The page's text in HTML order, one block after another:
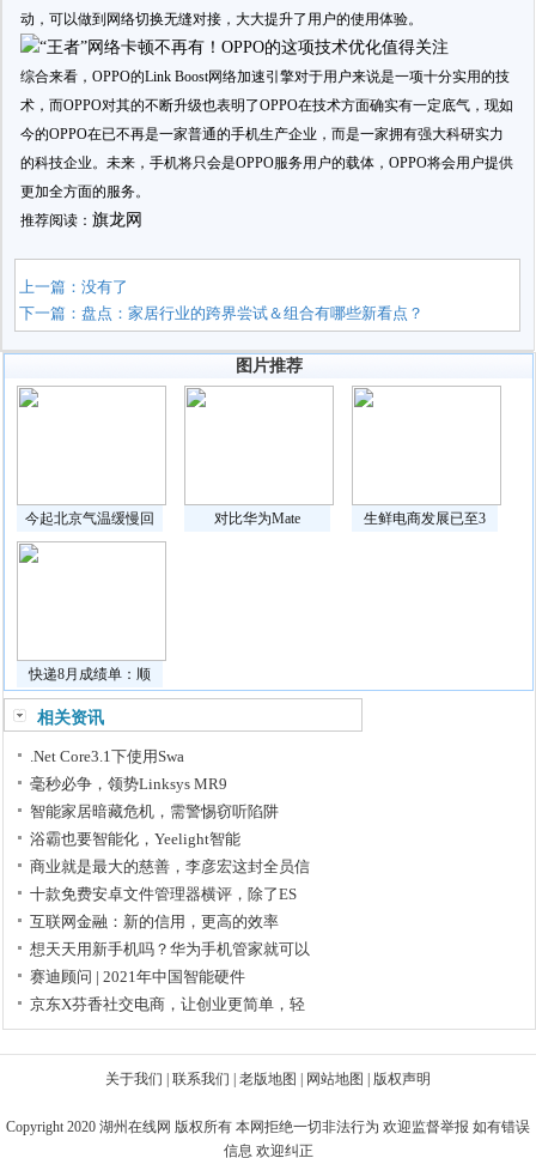
动，可以做到网络切换无缝对接，大大提升了用户的使用体验。
综合来看，OPPO的Link Boost网络加速引擎对于用户来说是一项十分实用的技
术，而OPPO对其的不断升级也表明了OPPO在技术方面确实有一定底气，现如
今的OPPO在已不再是一家普通的手机生产企业，而是一家拥有强大科研实力
的科技企业。未来，手机将只会是OPPO服务用户的载体，OPPO将会用户提供
更加全方面的服务。
推荐阅读： 旗龙网
上一篇：没有了
下一篇：盘点：家居行业的跨界尝试＆组合有哪些新看点？
图片推荐
今起北京气温缓慢回 对比华为Mate 生鲜电商发展已至3
快递8月成绩单：顺
相关资讯
.Net Core3.1下使用Swa
毫秒必争，领势Linksys MR9
智能家居暗藏危机，需警惕窃听陷阱
浴霸也要智能化，Yeelight智能
商业就是最大的慈善，李彦宏这封全员信
十款免费安卓文件管理器横评，除了ES
​互联网金融：新的信用，更高的效率
想天天用新手机吗？华为手机管家就可以
赛迪顾问 | 2021年中国智能硬件
京东X芬香社交电商，让创业更简单，轻
关于我们 联系我们 老版地图 网站地图 版权声明
Copyright 2020 湖州在线网 版权所有 本网拒绝一切非法行为 欢迎监督举报 如有错误
信息 欢迎纠正